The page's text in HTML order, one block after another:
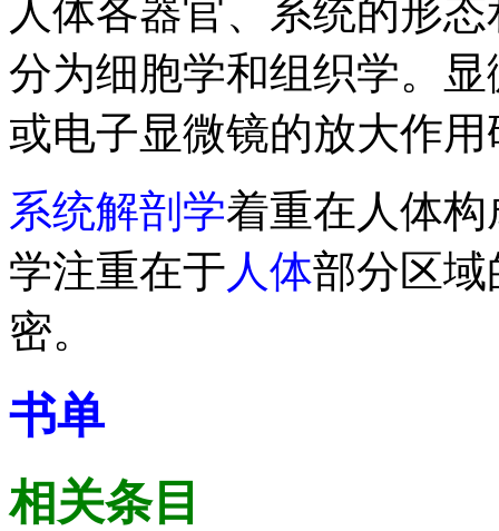
人体各器官、系统的形
分为细胞学和组织学。
或电子显微镜的放大作
系统解剖学着重在人体
学注重在于人体部分区
密。
书单
相关条目